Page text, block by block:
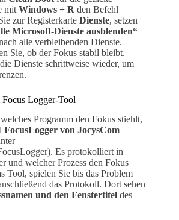
mit Windows + R den Befehl
zur Registerkarte Dienste, setzen
Microsoft-Dienste ausblenden“
alle verbleibenden Dienste.
Sie, ob der Fokus stabil bleibt.
Dienste schrittweise wieder, um
Logger-Tool
Programm den Fokus stiehlt,
FocusLogger von JocysCom
Es protokolliert in
und welcher Prozess den Fokus
Tool, spielen Sie bis das Problem
das Protokoll. Dort sehen
und den Fenstertitel des